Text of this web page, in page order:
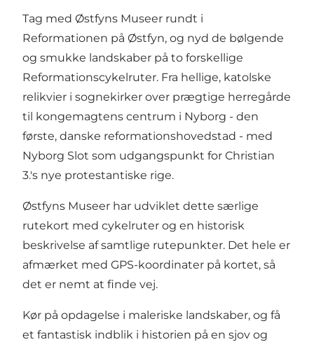
Tag med Østfyns Museer rundt i
Reformationen på Østfyn, og nyd de bølgende
og smukke landskaber på to forskellige
Reformationscykelruter. Fra hellige, katolske
relikvier i sognekirker over prægtige herregårde
til kongemagtens centrum i Nyborg - den
første, danske reformationshovedstad - med
Nyborg Slot som udgangspunkt for Christian
3.'s nye protestantiske rige.
Østfyns Museer har udviklet dette særlige
rutekort med cykelruter og en historisk
beskrivelse af samtlige rutepunkter. Det hele er
afmærket med GPS-koordinater på kortet, så
det er nemt at finde vej.
Kør på opdagelse i maleriske landskaber, og få
et fantastisk indblik i historien på en sjov og